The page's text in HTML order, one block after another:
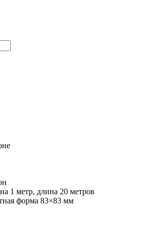
1 метр, длина 20 метров
форма 83×83 мм